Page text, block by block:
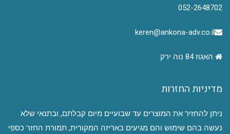
052-2648702
keren@ankona-adv.co.il
האגוז 84 נוה ירק
מדיניות החזרות
ניתן להחזיר את המוצרים עד שבועיים מיום קבלתם, ובתנאי שלא
נעשה בהם שימוש והם מגיעים באריזה המקורית, תמורת החזר כספי